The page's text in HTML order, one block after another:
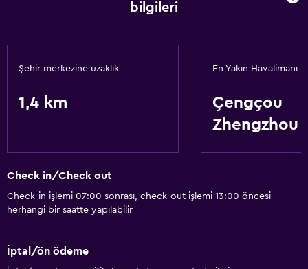
Sigara içilmeyen odalar mevcut
Restoranlar
Genel
bilgileri
Şehir merkezine uzaklık
1,4 km
En Yakın Havalimanı
Çengçou
Zhengzhou
Check in/Check out
Check-in işlemi 07:00 sonrası, check-out işlemi 13:00 öncesi
herhangi bir saatte yapılabilir
İptal/ön ödeme